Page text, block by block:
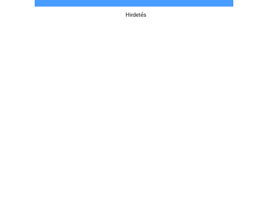
Hirdetés